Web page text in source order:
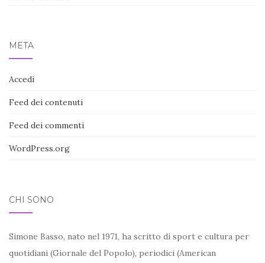
META
Accedi
Feed dei contenuti
Feed dei commenti
WordPress.org
CHI SONO
Simone Basso, nato nel 1971, ha scritto di sport e cultura per
quotidiani (Giornale del Popolo), periodici (American